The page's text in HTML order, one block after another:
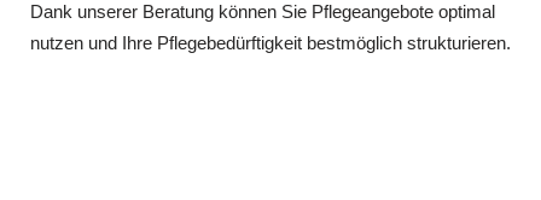
Dank unserer Beratung können Sie Pflegeangebote optimal
nutzen und Ihre Pflegebedürftigkeit bestmöglich strukturieren.